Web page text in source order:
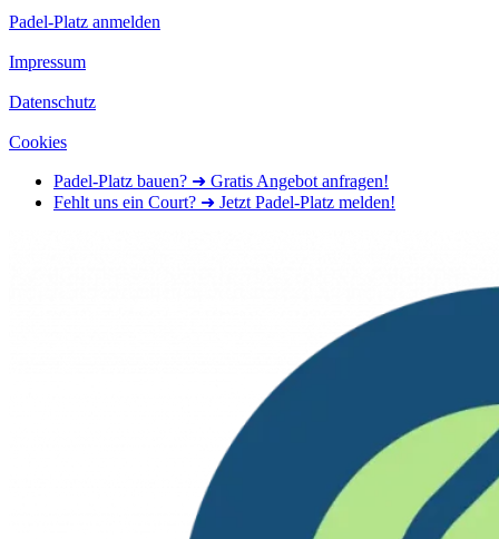
Padel-Platz anmelden
Impressum
Datenschutz
Cookies
Padel-Platz bauen? ➜ Gratis Angebot anfragen!
Fehlt uns ein Court? ➜ Jetzt Padel-Platz melden!